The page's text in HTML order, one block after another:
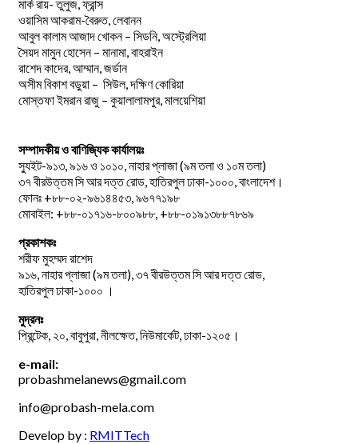
মার্ক রায়- তুলুজ, ফ্রান্স
ওয়াসিম আকরাম-বৈরুত, লেবানন
আবুল কালাম আজাদ খোকন – সিডনি, অস্ট্রেলিয়া
সৈয়দ মামুন হোসেন – মানামা, বাহরাইন
রাশেদ কাদের, আম্মান, জর্ডান
অসীম বিকাশ বড়ুয়া – সিউল, দক্ষিণ কোরিয়া
মোস্তফা ইমরান রাজু – কুয়ালালামপুর, মালয়েশিয়া
সম্পাদকীয় ও বাণিজ্যিক কার্যালয়ঃ
স্যুইট-৯১৩, ৯১৬ ও ১০১০, নাহার প্লাজা (৯ম তলা ও ১০ম তলা)
৩৭ বীরউত্তম সি আর দত্ত রোড, হাতিরপুল ঢাকা-১০০০, বাংলাদেশ।
ফোনঃ +৮৮-০২-৯৬১৪৪৫৩, ৯৬৭৭১৯৮
মোবাইল: +৮৮-০১৭১৬-৮০০৯৮৮, +৮৮-০১৯১৩৮৮৭৮৬৯
প্রকাশকঃ
শরীফ মুহম্মদ রাশেদ
৯১৬, নাহার প্লাজা (৯ম তলা), ৩৭ বীরউত্তম সি আর দত্ত রোড,
হাতিরপুল ঢাকা-১০০০ ।
মুদ্রনঃ
প্রিন্টেক, ২০, বাবুপুরা, নীলক্ষেত, নিউমার্কেট, ঢাকা-১২০৫।
e-mail:
probashmelanews@gmail.com
info@probash-mela.com
Develop by : RMITTech